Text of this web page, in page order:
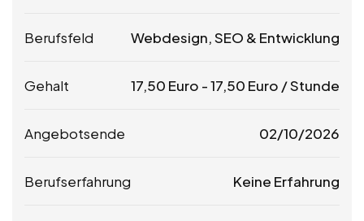
Berufsfeld Webdesign, SEO & Entwicklung
Gehalt 17,50 Euro -17,50 Euro / Stunde
Angebotsende 02/10/2026
Berufserfahrung Keine Erfahrung